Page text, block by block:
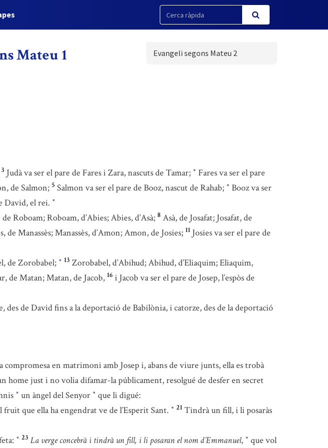
Mateu 1 Evangeli segons Mateu 2
3 Judà va ser el pare de Fares i Zara, nascuts de Tamar; * Fares va ser el pare
de Salmon; 5 Salmon va ser el pare de Booz, nascut de Rahab; * Booz va ser
David, el rei. *
Roboam; Roboam, d’Abies; Abies, d’Asà; 8 Asà, de Josafat; Josafat, de
de Manassès; Manassès, d’Amon; Amon, de Josies; 11 Josies va ser el pare de
de Zorobabel; * 13 Zorobabel, d’Abihud; Abihud, d’Eliaquim; Eliaquim,
de Matan; Matan, de Jacob, 16 i Jacob va ser el pare de Josep, l’espòs de
des de David fins a la deportació de Babilònia, i catorze, des de la deportació
compromesa en matrimoni amb Josep i, abans de viure junts, ella es trobà
home just i no volia difamar-la públicament, resolgué de desfer en secret
* un àngel del Senyor * que li digué:
que ella ha engendrat ve de l’Esperit Sant. * 21 Tindrà un fill, i li posaràs
* 23 La verge concebrà i tindrà un fill, i li posaran el nom d’Emmanuel, * que vol